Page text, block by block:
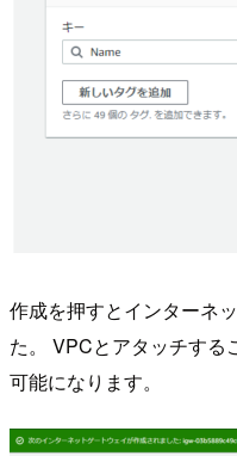
作成を押すとインターネ
た。 VPCとアタッチする
可能になります。